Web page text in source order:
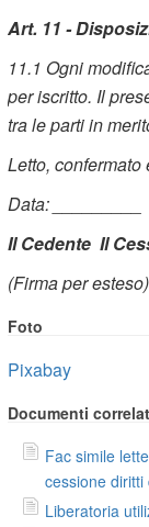
Art. 11 -
11.1 Ogni
per iscritto. Il
tra le parti in
Letto, confermato
Data: _________
Il Cedente Il
(Firma per esteso)
Foto
Pixabay
Documenti
Fac simile
cessione diritti
Liberatoria